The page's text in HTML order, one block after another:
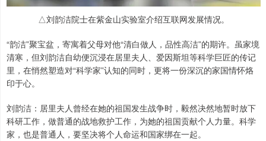
△刘韵洁院士在紫金山实验室介绍互联网发展情况。
“韵洁”聚宝盆，寄寓着父母对他“清白做人，品性高洁”的期许。虽家境
清寒，但刘韵洁自幼便沉浸在居里夫人、爱因斯坦等科学巨匠的传记
里，在悄然塑造对“科学家”认知的同时，更将一份深沉的家国情怀烙
印于心。
刘韵洁：居里夫人曾经在她的祖国发生战争时，毅然决然地暂时放下
科研工作，做普通的战地救护工作，为她的祖国贡献个人力量。科学
家，也是普通人，要坚决将个人命运和国家绑在一起。